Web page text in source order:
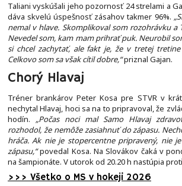
Taliani vyskúšali jeho pozornosť 24 strelami a
dáva skvelú úspešnosť zásahov takmer 96%.
nemal v hlave. Skomplikoval som rozohrávku a
Nevedel som, kam mam prihrať puk. Neurobil
si chcel zachytať, ale fakt je, že v tretej tretine
Celkovo som sa však cítil dobre,“priznal Gajan.
Chorý Hlavaj
Tréner brankárov Peter Kosa pre STVR v
nechytal Hlavaj, hoci sa na to pripravoval, že
hodín. „Počas noci mal Samo Hlavaj
rozhodol, že nemôže zasiahnuť do zápasu.
hráča. Ak nie je stopercentne pripravený, nie
zápasu,“povedal Kosa. Na Slovákov čaká v
na šampionáte. V utorok od 20.20 h nastúpia
>>> Všetko o MS v hokeji 2026